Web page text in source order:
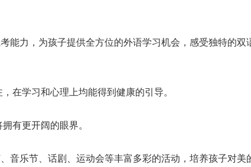
力，为孩子提供全方位的外语学习机会，感受独特的双
学习和心理上均能得到健康的引导。
有更开阔的眼界。
乐节、话剧、运动会等丰富多彩的活动，培养孩子对美